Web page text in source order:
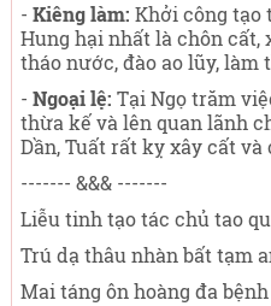
- Kiêng làm: Khởi công tạo
Hung hại nhất là chôn cất,
tháo nước, đào ao lũy, làm
- Ngoại lệ: Tại Ngọ trăm
thừa kế và lên quan lãnh
Dần, Tuất rất kỵ xây cất và
------- &&& -------
Liễu tinh tạo tác chủ tao
Trú dạ thâu nhàn bất tạm
Mai táng ôn hoàng đa